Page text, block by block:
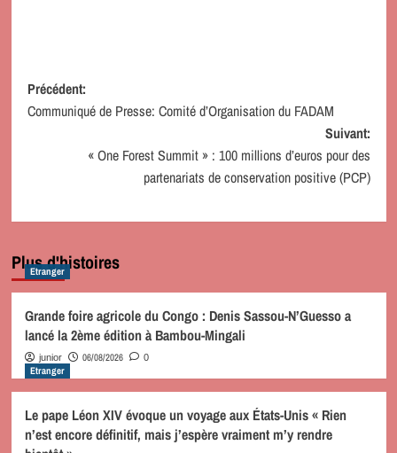
Navigation
d’article
Précédent:
Communiqué de Presse: Comité d’Organisation du FADAM
Suivant:
« One Forest Summit » : 100 millions d’euros pour des
partenariats de conservation positive (PCP)
Plus d'histoires
Etranger
Grande foire agricole du Congo : Denis Sassou-N’Guesso a
lancé la 2ème édition à Bambou-Mingali
junior 06/08/2026 0
Etranger
Le pape Léon XIV évoque un voyage aux États-Unis « Rien
n’est encore définitif, mais j’espère vraiment m’y rendre